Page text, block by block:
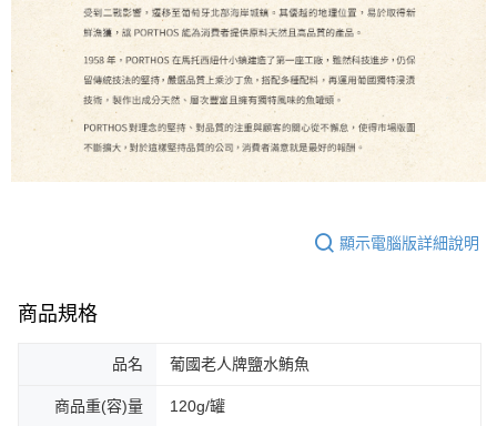
顯示電腦版詳細說明
商品規格
品名 葡國老人牌鹽水鮪魚
商品重(容)量 120g/罐